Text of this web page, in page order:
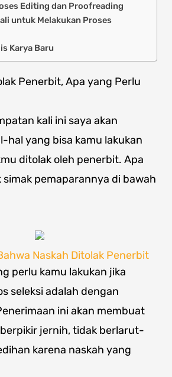
Editing dan Proofreading
untuk Melakukan Proses
Karya Baru
Penerbit, Apa yang Perlu
kali ini saya akan
hal yang bisa kamu lakukan
ditolak oleh penerbit. Apa
simak pemaparannya di bawah
Naskah Ditolak Penerbit
perlu kamu lakukan jika
seleksi adalah dengan
ini akan membuat
jernih, tidak berlarut-
karena naskah yang